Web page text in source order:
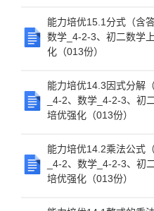
能力培优15.1分式（含
数学_4-2-3、初二数学
化（013份）
能力培优14.3因式分解
_4-2、数学_4-2-3、初
培优强化（013份）
能力培优14.2乘法公式
_4-2、数学_4-2-3、初
培优强化（013份）